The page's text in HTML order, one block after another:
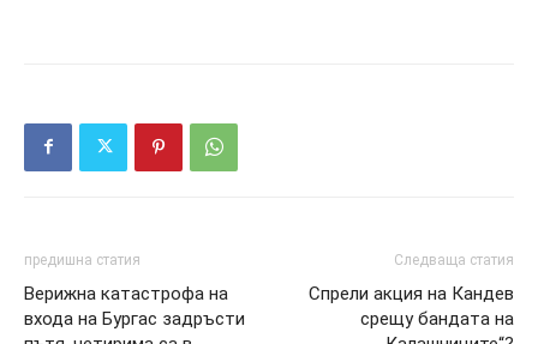
предишна статия
Верижна катастрофа на
входа на Бургас задръсти
Следваща статия
Спрели акция на Кандев
срещу бандата на